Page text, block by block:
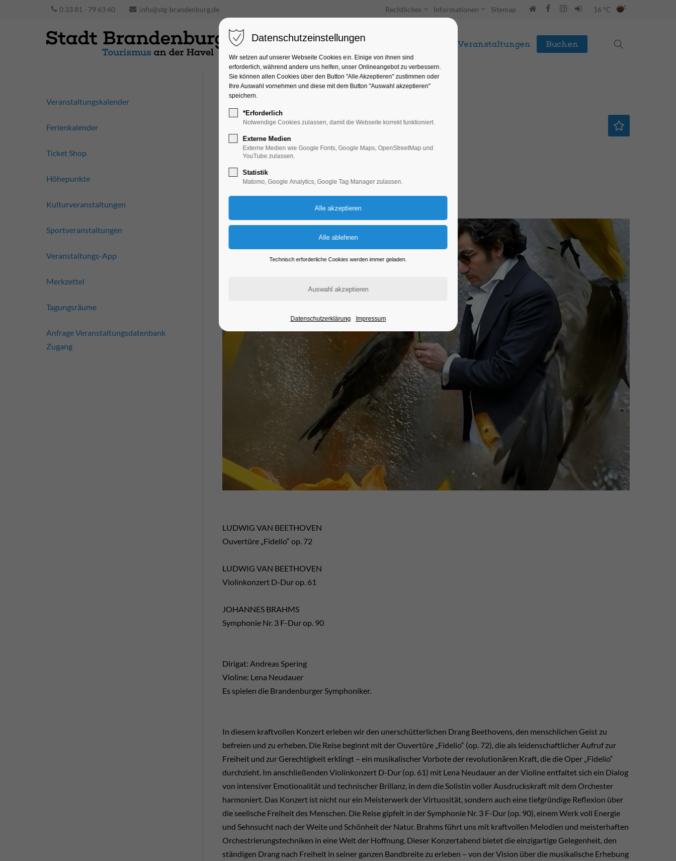
0 33 81 - 79 63 60 info@stg-brandenburg.de Rechtliches Informationen Sitemap 16 °C
Unterkünfte Entdecken & Erleben Veranstaltungen Buchen
Freiheitsdrang - 8.
Symphoniekonzert
Konzert, Musik
30.05.2026, 19:30–21:30
LUDWIG VAN BEETHOVEN
Ouvertüre „Fidelio“ op. 72
LUDWIG VAN BEETHOVEN
Violinkonzert D-Dur op. 61
JOHANNES BRAHMS
Symphonie Nr. 3 F-Dur op. 90
Dirigat: Andreas Spering
Violine: Lena Neudauer
Es spielen die Brandenburger Symphoniker.
In diesem kraftvollen Konzert erleben wir den unerschütterlichen Drang Beethovens, den menschlichen Geist zu
befreien und zu erheben. Die Reise beginnt mit der Ouvertüre „Fidelio“ (op. 72), die als leidenschaftlicher Aufruf zur
Freiheit und zur Gerechtigkeit erklingt – ein musikalischer Vorbote der revolutionären Kraft, die die Oper „Fidelio“
durchzieht. Im anschließenden Violinkonzert D-Dur (op. 61) mit Lena Neudauer an der Violine entfaltet sich ein Dialog
von intensiver Emotionalität und technischer Brillanz, in dem die Solistin voller Ausdruckskraft mit dem Orchester
harmoniert. Das Konzert ist nicht nur ein Meisterwerk der Virtuosität, sondern auch eine tiefgründige Reflexion über
die seelische Freiheit des Menschen. Die Reise gipfelt in der Symphonie Nr. 3 F-Dur (op. 90), einem Werk voll Energie
und Sehnsucht nach der Weite und Schönheit der Natur. Brahms führt uns mit kraftvollen Melodien und meisterhaften
Orchestrierungstechniken in eine Welt der Hoffnung. Dieser Konzertabend bietet die einzigartige Gelegenheit, den
ständigen Drang nach Freiheit in seiner ganzen Bandbreite zu erleben – von der Vision über die musikalische Erhebung
Veranstaltungskalender
Ferienkalender
Ticket Shop
Höhepunkte
Kulturveranstaltungen
Sportveranstaltungen
Veranstaltungs-App
Merkzettel
Tagungsräume
Anfrage Veranstaltungsdatenbank
Zugang
Datenschutzeinstellungen
Wir setzen auf unserer Webseite Cookies ein. Einige von ihnen sind
erforderlich, während andere uns helfen, unser Onlineangebot zu verbessern.
Sie können allen Cookies über den Button "Alle Akzeptieren" zustimmen oder
Ihre Auswahl vornehmen und diese mit dem Button "Auswahl akzeptieren"
speichern.
*Erforderlich
Notwendige Cookies zulassen, damit die Webseite korrekt funktioniert.
Externe Medien
Externe Medien wie Google Fonts, Google Maps, OpenStreetMap und
YouTube zulassen.
Statistik
Matomo, Google Analytics, Google Tag Manager zulassen.
Technisch erforderliche Cookies werden immer geladen.
Datenschutzerklärung Impressum